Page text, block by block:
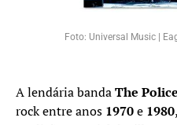
Foto: Universal Music |
A lendária bandaThe Police
rock entre anos 1970e 1980